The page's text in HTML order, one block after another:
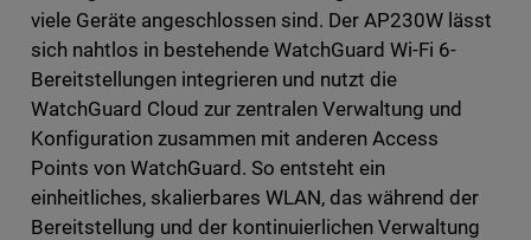
viele Geräte angeschlossen sind. Der AP230W lässt
sich nahtlos in bestehende WatchGuard Wi-Fi 6-
Bereitstellungen integrieren und nutzt die
WatchGuard Cloud zur zentralen Verwaltung und
Konfiguration zusammen mit anderen Access
Points von WatchGuard. So entsteht ein
einheitliches, skalierbares WLAN, das während der
Bereitstellung und der kontinuierlichen Verwaltung